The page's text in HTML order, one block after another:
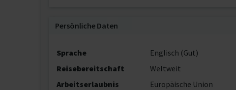
Persönliche Daten
Sprache
Englisch (Gut)
Reisebereitschaft
Weltweit
Arbeitserlaubnis
Europäische Union